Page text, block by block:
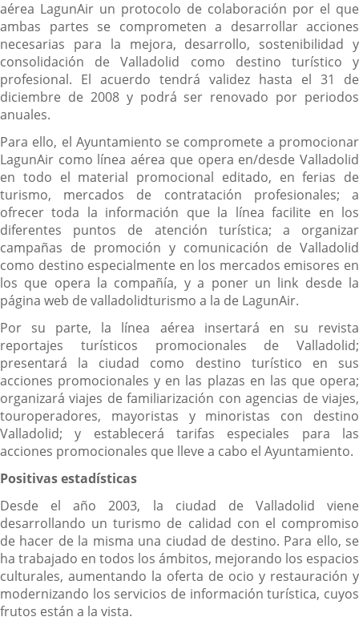
aérea LagunAir un protocolo de colaboración por el que
ambas partes se comprometen a desarrollar acciones
necesarias para la mejora, desarrollo, sostenibilidad y
consolidación de Valladolid como destino turístico y
profesional. El acuerdo tendrá validez hasta el 31 de
diciembre de 2008 y podrá ser renovado por periodos
anuales.
Para ello, el Ayuntamiento se compromete a promocionar
LagunAir como línea aérea que opera en/desde Valladolid
en todo el material promocional editado, en ferias de
turismo, mercados de contratación profesionales; a
ofrecer toda la información que la línea facilite en los
diferentes puntos de atención turística; a organizar
campañas de promoción y comunicación de Valladolid
como destino especialmente en los mercados emisores en
los que opera la compañía, y a poner un link desde la
página web de valladolidturismo a la de LagunAir.
Por su parte, la línea aérea insertará en su revista
reportajes turísticos promocionales de Valladolid;
presentará la ciudad como destino turístico en sus
acciones promocionales y en las plazas en las que opera;
organizará viajes de familiarización con agencias de viajes,
touroperadores, mayoristas y minoristas con destino
Valladolid; y establecerá tarifas especiales para las
acciones promocionales que lleve a cabo el Ayuntamiento.
Positivas estadísticas
Desde el año 2003, la ciudad de Valladolid viene
desarrollando un turismo de calidad con el compromiso
de hacer de la misma una ciudad de destino. Para ello, se
ha trabajado en todos los ámbitos, mejorando los espacios
culturales, aumentando la oferta de ocio y restauración y
modernizando los servicios de información turística, cuyos
frutos están a la vista.